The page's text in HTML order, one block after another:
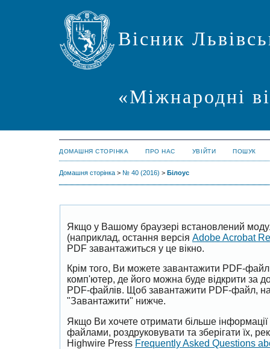
Вісник
«Міжнародні
ДОМАШНЯ СТОРІНКА ПРО НАС УВІЙТИ ПОШУК
Домашня сторінка > № 40 (2016) > Білоус
Якщо у Вашому браузері встановлений
(наприклад, остання версія Adobe Acrobat
PDF завантажиться у це вікно.
Крім того, Ви можете завантажити PDF-
комп'ютер, де його можна буде відкрити за
PDF-файлів. Щоб завантажити PDF-файл,
"Завантажити" нижче.
Якщо Ви хочете отримати більше
файлами, роздруковувати та зберігати їх,
Highwire Press Frequently Asked Questions